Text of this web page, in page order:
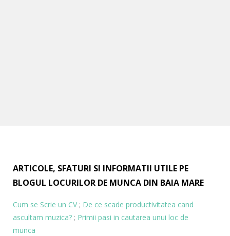
ARTICOLE, SFATURI SI INFORMATII UTILE PE
BLOGUL LOCURILOR DE MUNCA DIN BAIA MARE
Cum se Scrie un CV; De ce scade productivitatea cand
ascultam muzica? ; Primii pasi in cautarea unui loc de
munca